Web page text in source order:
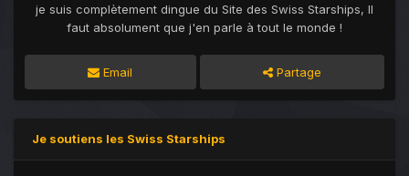
je suis complètement dingue du Site des Swiss Starships, Il
faut absolument que j'en parle à tout le monde !
Email Partage
Je soutiens les Swiss Starships